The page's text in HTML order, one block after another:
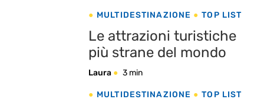
MULTIDESTINAZIONE TOP LIST
Le attrazioni turistiche
più strane del mondo
Laura 3 min
MULTIDESTINAZIONE TOP LIST